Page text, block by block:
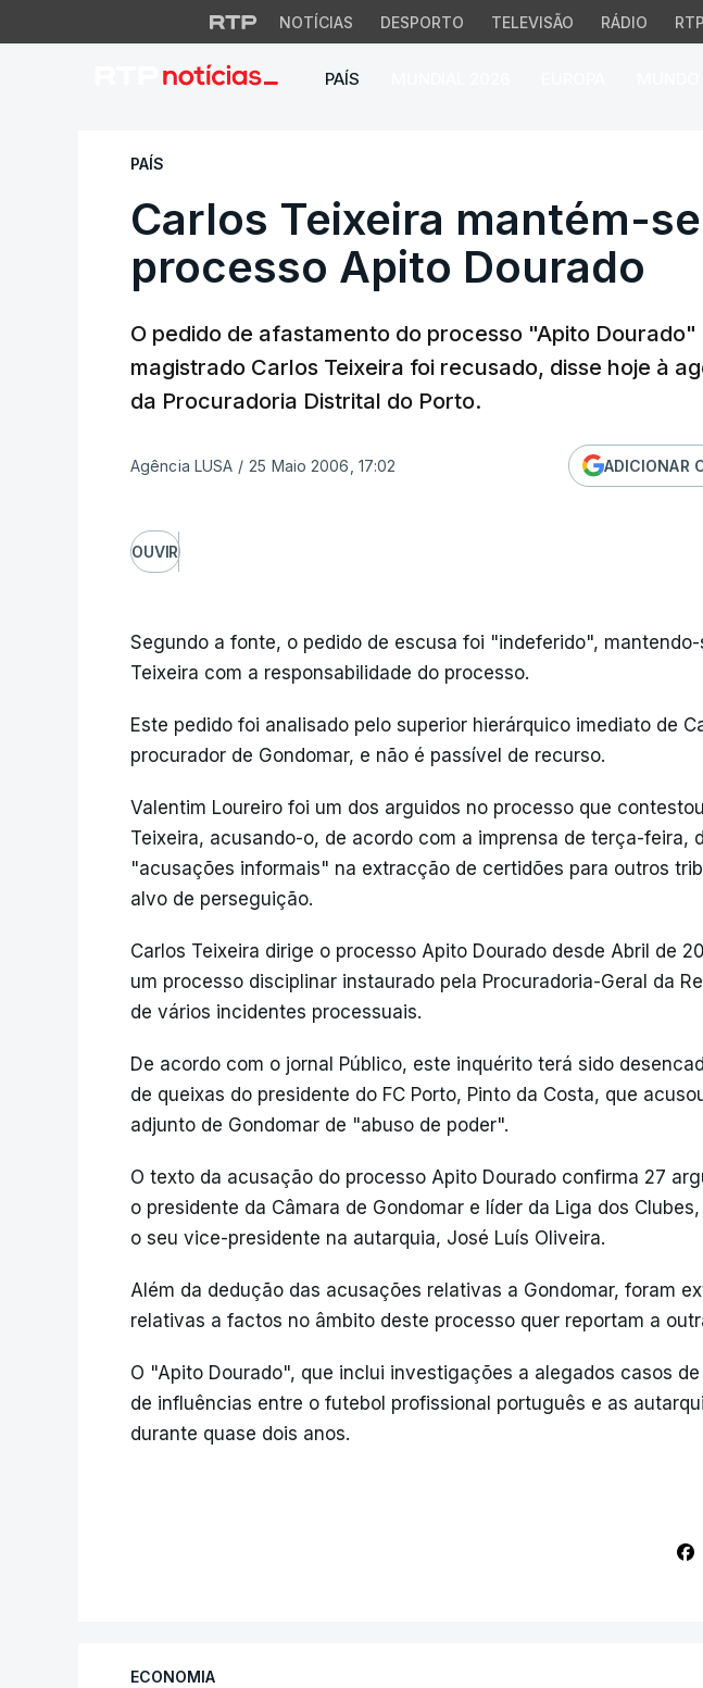
NOTÍCIAS DESPORTO TELEVISÃO RÁDIO
PAÍS
Carlos Teixeira mantém-se
PAÍS
Carlos Teixeira mantém-
processo Apito Dourado
O pedido de afastamento do processo "Apito
magistrado Carlos Teixeira foi recusado, disse hoje à
da Procuradoria Distrital do Porto.
Agência LUSA / 25 Maio 2006, 17:02 ADICIONAR
OUVIR
Segundo a fonte, o pedido de escusa foi "indeferido",
Teixeira com a responsabilidade do processo.
Este pedido foi analisado pelo superior hierárquico imediato de
procurador de Gondomar, e não é passível de recurso.
Valentim Loureiro foi um dos arguidos no processo que
Teixeira, acusando-o, de acordo com a imprensa de terça-feira,
"acusações informais" na extracção de certidões para outros
alvo de perseguição.
Carlos Teixeira dirige o processo Apito Dourado desde Abril de
um processo disciplinar instaurado pela Procuradoria-Geral da
de vários incidentes processuais.
De acordo com o jornal Público, este inquérito terá sido
de queixas do presidente do FC Porto, Pinto da Costa, que
adjunto de Gondomar de "abuso de poder".
O texto da acusação do processo Apito Dourado confirma 27
o presidente da Câmara de Gondomar e líder da Liga dos
o seu vice-presidente na autarquia, José Luís Oliveira.
Além da dedução das acusações relativas a Gondomar, foram
relativas a factos no âmbito deste processo quer reportam a
O "Apito Dourado", que inclui investigações a alegados casos
de influências entre o futebol profissional português e as
durante quase dois anos.
ECONOMIA